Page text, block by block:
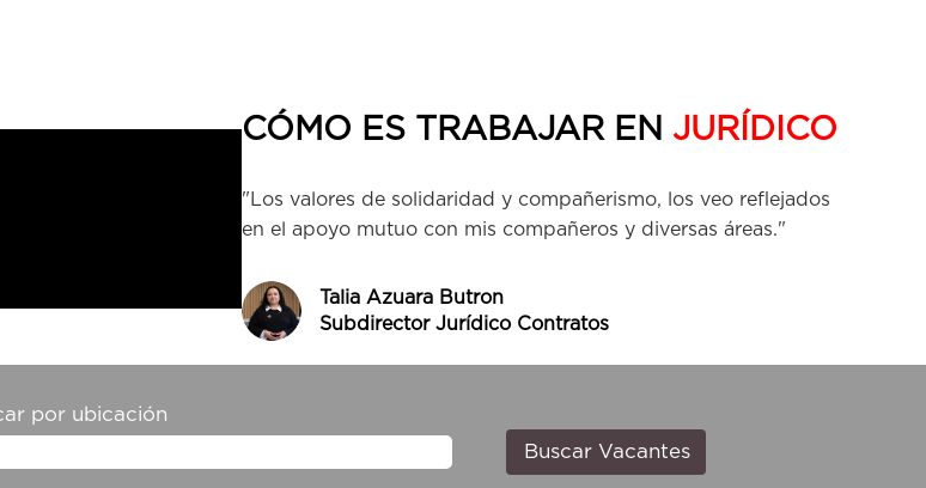
CÓMO ES TRABAJAR EN JURÍDICO
"Los valores de solidaridad y compañerismo, los veo reflejados
en el apoyo mutuo con mis compañeros y diversas áreas."
Talia Azuara Butron
Subdirector Jurídico Contratos
por ubicación